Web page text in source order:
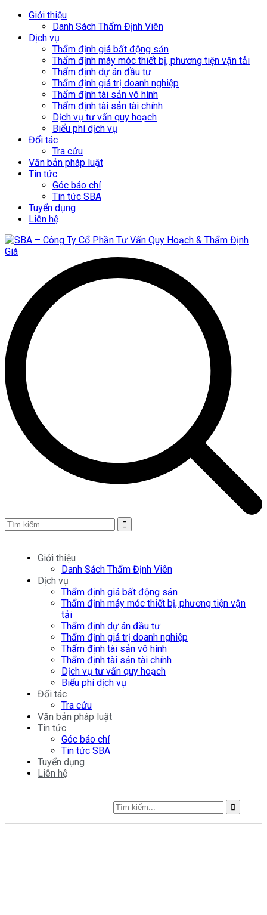
Giới thiệu
Danh Sách Thẩm Định Viên
Dịch vụ
Thẩm định giá bất động sản
Thẩm định máy móc thiết bị, phương tiện vận tải
Thẩm định dự án đầu tư
Thẩm định giá trị doanh nghiệp
Thẩm định tài sản vô hình
Thẩm định tài sản tài chính
Dịch vụ tư vấn quy hoạch
Biểu phí dịch vụ
Đối tác
Tra cứu
Văn bản pháp luật
Tin tức
Góc báo chí
Tin tức SBA
Tuyển dụng
Liên hệ
Giới thiệu
Danh Sách Thẩm Định Viên
Dịch vụ
Thẩm định giá bất động sản
Thẩm định máy móc thiết bị, phương tiện vận
tải
Thẩm định dự án đầu tư
Thẩm định giá trị doanh nghiệp
Thẩm định tài sản vô hình
Thẩm định tài sản tài chính
Dịch vụ tư vấn quy hoạch
Biểu phí dịch vụ
Đối tác
Tra cứu
Văn bản pháp luật
Tin tức
Góc báo chí
Tin tức SBA
Tuyển dụng
Liên hệ